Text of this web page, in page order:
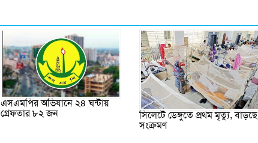
এসএমপির অভিযানে ২৪ ঘন্টায়
গ্রেফতার ৮২ জন
সিলেটে ডেঙ্গুতে প্রথম মৃত্যু, বাড়ছে
সংক্রমণ